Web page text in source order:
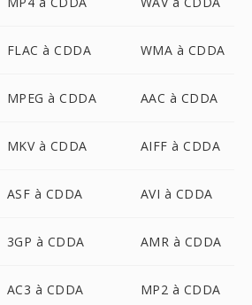
FLAC à CDDA WMA à CDDA
MPEG à CDDA AAC à CDDA
MKV à CDDA AIFF à CDDA
ASF à CDDA AVI à CDDA
3GP à CDDA AMR à CDDA
AC3 à CDDA MP2 à CDDA